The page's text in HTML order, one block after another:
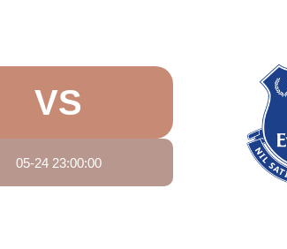
VS
05-24 23:00:00